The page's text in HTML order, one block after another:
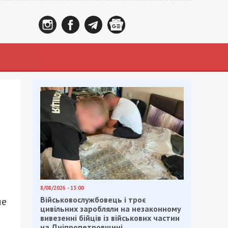
8/08/2026 - 13:00
Військовослужбовець і троє
цивільних заробляли на незаконному
вивезенні бійців із військових частин